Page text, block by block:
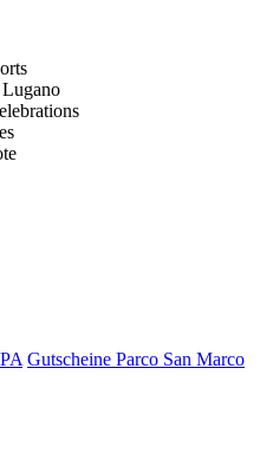
Gutscheine Parco San Marco